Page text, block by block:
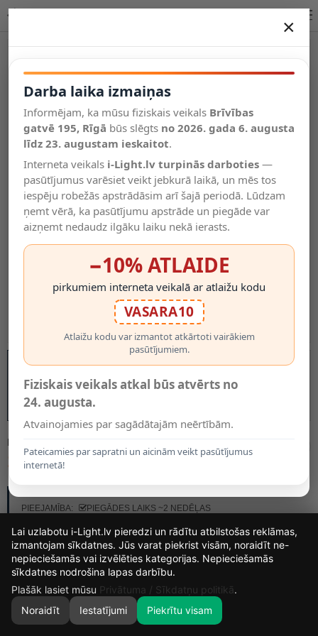
Salīdzināt
Vēlmju
saraksts
Valodas
0
MODELIS:
107.00€
PIEEJAMĪBA:
PIEGĀDES LAIKS ~2 NEDĒĻAS
×
Darba laika izmaiņas
Informējam, ka mūsu fiziskais veikals Brīvības
gatvē 195, Rīgā būs slēgts no 2026. gada 6. augusta
līdz 23. augustam ieskaitot.
Interneta veikals i-Light.lv turpinās darboties —
pasūtījumus varēsiet veikt jebkurā laikā, un mēs tos
iespēju robežās apstrādāsim arī šajā periodā. Lūdzam
ņemt vērā, ka pasūtījumu apstrāde un piegāde var
aizņemt nedaudz ilgāku laiku nekā ierasts.
−10% ATLAIDE
pirkumiem interneta veikalā ar atlaižu kodu
VASARA10
Atlaižu kodu var izmantot atkārtoti vairākiem
pasūtījumiem.
Fiziskais veikals atkal būs atvērts no
24. augusta.
Atvainojamies par sagādātajām neērtībām.
Pateicamies par sapratni un aicinām veikt pasūtījumus
internetā!
14
DIENAS
15
STUNDAS
29
MIN.
38
Lai uzlabotu i-Light.lv pieredzi un rādītu atbilstošas reklāmas,
izmantojam sīkdatnes. Jūs varat piekrist visām, noraidīt ne-
nepieciešamās vai izvēlēties kategorijas. Nepieciešamās
sīkdatnes nodrošina lapas darbību.
Plašāk lasiet mūsu Privātuma / Sīkdatņu politikā.
Noraidīt
Iestatījumi Piekrītu visam